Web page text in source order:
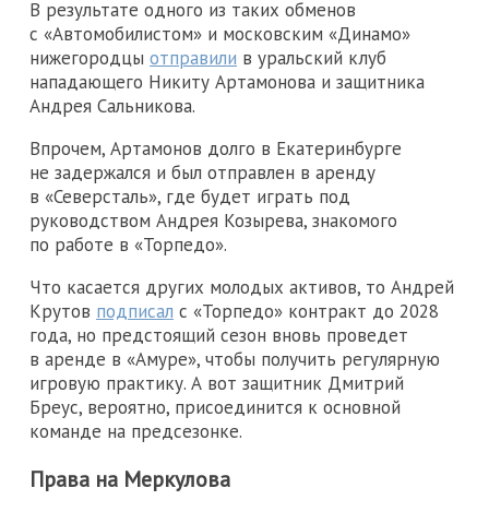
В результате одного из таких обменов
с «Автомобилистом» и московским «Динамо»
нижегородцы отправили в уральский клуб
нападающего Никиту Артамонова и защитника
Андрея Сальникова.
Впрочем, Артамонов долго в Екатеринбурге
не задержался и был отправлен в аренду
в «Северсталь», где будет играть под
руководством Андрея Козырева, знакомого
по работе в «Торпедо».
Что касается других молодых активов, то Андрей
Крутов подписал с «Торпедо» контракт до 2028
года, но предстоящий сезон вновь проведет
в аренде в «Амуре», чтобы получить регулярную
игровую практику. А вот защитник Дмитрий
Бреус, вероятно, присоединится к основной
команде на предсезонке.
Права на Меркулова